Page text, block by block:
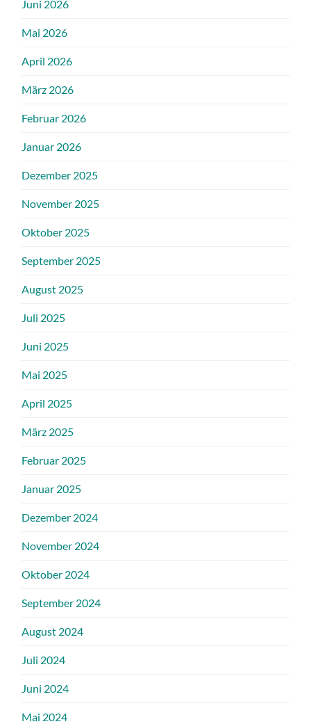
Juni 2026
Mai 2026
April 2026
März 2026
Februar 2026
Januar 2026
Dezember 2025
November 2025
Oktober 2025
September 2025
August 2025
Juli 2025
Juni 2025
Mai 2025
April 2025
März 2025
Februar 2025
Januar 2025
Dezember 2024
November 2024
Oktober 2024
September 2024
August 2024
Juli 2024
Juni 2024
Mai 2024